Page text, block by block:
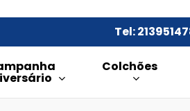
Tel:
Colchões